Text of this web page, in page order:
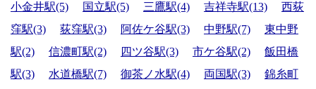
小金井駅(5)
国立駅(5) 三鷹駅(4) 吉祥寺駅(13)
西荻
窪駅(3)
荻窪駅(3) 阿佐ケ谷駅(3) 中野駅(7)
東中野
駅(2)
信濃町駅(2) 四ツ谷駅(3) 市ケ谷駅(2)
飯田橋
駅(3)
水道橋駅(7) 御茶ノ水駅(4) 両国駅(3)
錦糸町